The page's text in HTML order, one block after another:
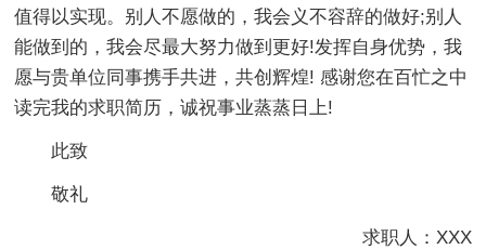
值得以实现。别人不愿做的，我会义不容辞的做好;别人
能做到的，我会尽最大努力做到更好!发挥自身优势，我
愿与贵单位同事携手共进，共创辉煌! 感谢您在百忙之中
读完我的求职简历，诚祝事业蒸蒸日上!
此致
敬礼
求职人：XXX